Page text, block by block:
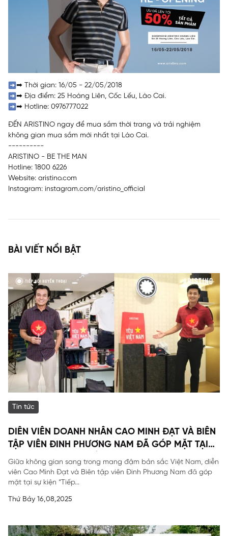
➡ Thời gian: 16/05 - 22/05/2018
➡ Địa điểm: 25 Hoàng Liên, Cốc Lếu, Lào Cai.
➡ Hotline: 0976777022
ĐẾN ARISTINO ngay để mua sắm thời trang và trải nghiệm
không gian mua sắm mới nhất tại Lào Cai.
----------
ARISTINO - BE THE MAN
Hotline: 1800 6226
Website: aristino.com
Instagram: instagram.com/aristino_official
BÀI VIẾT NỔI BẬT
Tin tức
DIỄN VIÊN DOANH NHÂN CAO MINH ĐẠT VÀ BIÊN
TẬP VIÊN ĐINH PHƯƠNG NAM ĐÃ GÓP MẶT TẠI
SỰ KIỆN ĐẶC BIỆT CỦA ARISTINO.
Giữa không gian sang trong mang đậm bản sắc Việt Nam, diễn
viên Cao Minh Đạt và Biên tập viên Đinh Phương Nam đã góp
mặt tại sự kiện “Tiếp...
Thứ Bảy 16,08,2025